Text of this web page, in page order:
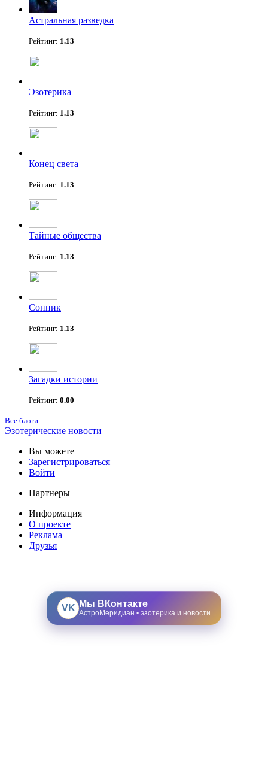
Астральная разведка
Рейтинг: 1.13
Эзотерика
Рейтинг: 1.13
Конец света
Рейтинг: 1.13
Тайные общества
Рейтинг: 1.13
Сонник
Рейтинг: 1.13
Загадки истории
Рейтинг: 0.00
Все блоги
Эзотерические новости
Вы можете
Зарегистрироваться
Войти
Партнеры
Информация
О проекте
Реклама
Друзья
VK Мы ВКонтакте
АстроМеридиан • эзотерика и новости